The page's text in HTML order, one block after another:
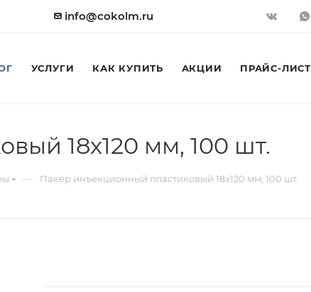
info@cokolm.ru
УСЛУГИ КАК КУПИТЬ АКЦИИ ПРАЙС-ЛИСТ
18x120 мм, 100 шт.
— Пакер инъекционный пластиковый 18x120 мм, 100 шт.